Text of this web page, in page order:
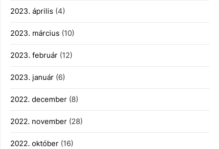
2023. április (4)
2023. március (10)
2023. február (12)
2023. január (6)
2022. december (8)
2022. november (28)
2022. október (16)